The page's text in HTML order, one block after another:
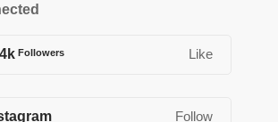
Followers Like
Follow